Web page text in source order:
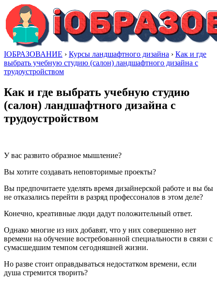
IОБРАЗОВАНИЕ › Курсы ландшафтного дизайна › Как и где
выбрать учебную студию (салон) ландшафтного дизайна с
трудоустройством
Как и где выбрать учебную студию
(салон) ландшафтного дизайна с
трудоустройством
У вас развито образное мышление?
Вы хотите создавать неповторимые проекты?
Вы предпочитаете уделять время дизайнерской работе и вы бы
не отказались перейти в разряд профессоналов в этом деле?
Конечно, креативные люди дадут положительный ответ.
Однако многие из них добавят, что у них совершенно нет
времени на обучение востребованной специальности в связи с
сумасшедшим темпом сегодняшней жизни.
Но разве стоит оправдываться недостатком времени, если
душа стремится творить?